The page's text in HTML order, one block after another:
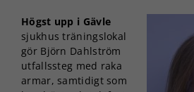
Högst upp i Gävle
sjukhus träningslokal
gör Björn Dahlström
utfallssteg med raka
armar, samtidigt som